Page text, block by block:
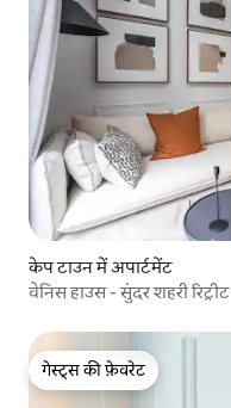
केप टाउन में अपार्टमेंट
वेनिस हाउस - सुंदर शहरी रिट्रीट
गेस्ट्स की फ़ेवरेट
गेस्ट्स की फ़ेवरेट